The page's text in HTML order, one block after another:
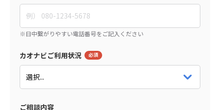
カオナビご利用状況
ご相談内容